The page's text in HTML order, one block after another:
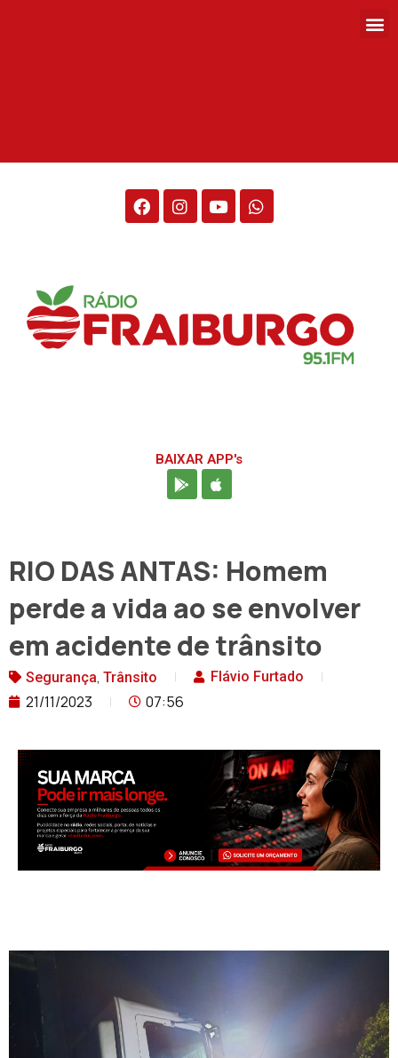
BAIXAR APP's
RIO DAS ANTAS: Homem
perde a vida ao se envolver
em acidente de trânsito
Segurança, Trânsito Flávio Furtado
21/11/2023 07:56